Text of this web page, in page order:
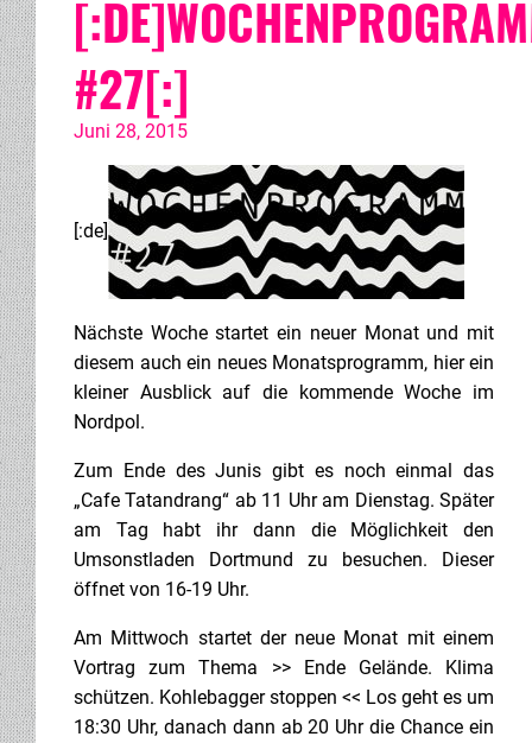
#27[:]
Juni 28, 2015
[:de]
Nächste Woche startet ein neuer Monat und mit
diesem auch ein neues Monatsprogramm, hier ein
kleiner Ausblick auf die kommende Woche im
Nordpol.
Zum Ende des Junis gibt es noch einmal das
„Cafe Tatandrang“ ab 11 Uhr am Dienstag. Später
am Tag habt ihr dann die Möglichkeit den
Umsonstladen Dortmund zu besuchen. Dieser
öffnet von 16-19 Uhr.
Am Mittwoch startet der neue Monat mit einem
Vortrag zum Thema >> Ende Gelände. Klima
schützen. Kohlebagger stoppen << Los geht es um
18:30 Uhr, danach dann ab 20 Uhr die Chance ein